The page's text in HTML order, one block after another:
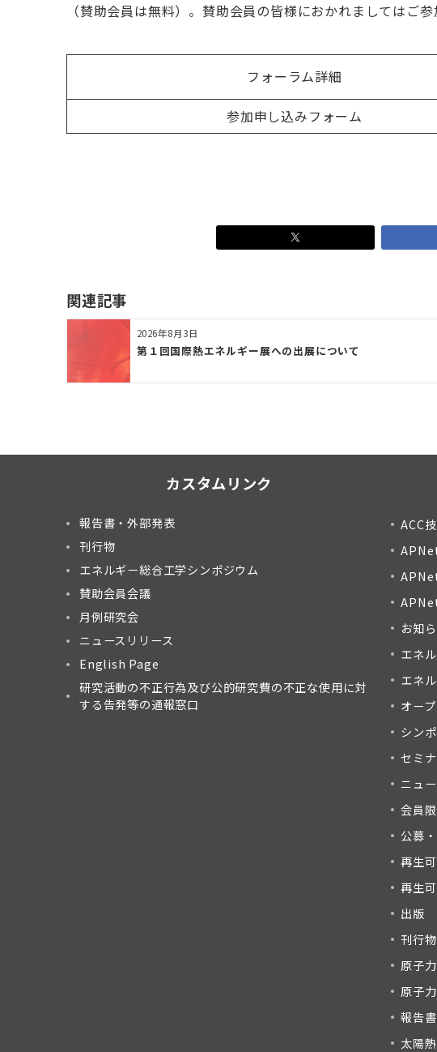
（賛助会員は無料）。賛助会員の皆様におかれましてはご
フォーラム詳細
参加申し込みフォーム
関連記事
2026年8月3日
第１回国際熱エネルギー展への出展について
カスタムリンク
報告書・外部発表
刊行物
エネルギー総合工学シンポジウム
賛助会員会議
月例研究会
ニュースリリース
English Page
研究活動の不正行為及び公的研究費の不正な使用に対
する告発等の通報窓口
ACC
お知
エネ
エネ
オー
シン
セミ
ニュ
会員
公募
再生
再生
出版
刊行物
原子力
原子
報告書
太陽